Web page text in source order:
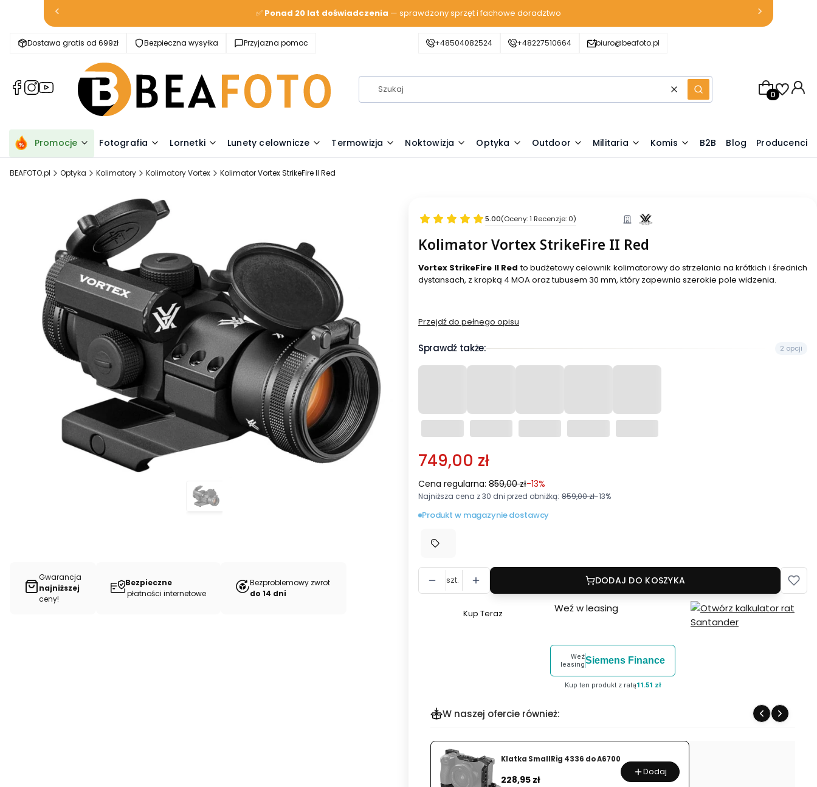
✅ Ponad 20 lat doświadczenia — sprawdzony sprzęt i fachowe doradztwo
Dostawa gratis od 699zł Bezpieczna wysyłka Przyjazna pomoc +48504082524 +48227510664 biuro@beafoto.pl
(Otwiera
karcie)
(Otwiera
karcie)
(Otwiera
karcie)
WyczyśćSzukaj
Produkty w
Promocje Fotografia Lornetki Lunety celownicze Termowizja Noktowizja Optyka Outdoor Militaria Komis B2B Blog Producenci
BEAFOTO.pl Optyka Kolimatory Kolimatory Vortex Kolimator Vortex StrikeFire II Red
Gwarancja
najniższej
ceny!
Bezpieczne
płatności internetowe
Bezproblemowy zwrot
do 14 dni
5.00(Oceny: 1 Recenzje: 0)
Kolimator Vortex StrikeFire II Red
Vortex StrikeFire II Red to budżetowy celownik kolimatorowy do strzelania na krótkich i średnich
dystansach, z kropką 4 MOA oraz tubusem 30 mm, który zapewnia szerokie pole widzenia.
Przejdź do pełnego opisu
Sprawdź także: 2 opcji
749,00 zł
Cena regularna: 859,00 zł-13%
Najniższa cena z 30 dni przed obniżką: 859,00 zł-13%
Produkt w magazynie dostawcy
szt. DODAJ DO KOSZYKA
Szybki
StrikeFire
Kup Teraz Weź w leasing
Weź
leasingSiemens Finance
Kup ten produkt z ratą11.51 zł
W naszej ofercie również:
Klatka SmallRig 4336 do A6700
Cena
228,95 zł
Dodaj